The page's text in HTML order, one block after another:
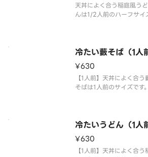
天丼によく合う稲庭風う
んは1/2人前のハーフサ
冷たい藪そば（1人
¥630
【1人前】天丼によく合
そばは1人前のサイズで
冷たいうどん（1人
¥630
【1人前】天丼によく合